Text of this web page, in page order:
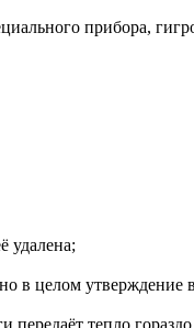
прибора,
удалена;
в целом утверждение
тепло